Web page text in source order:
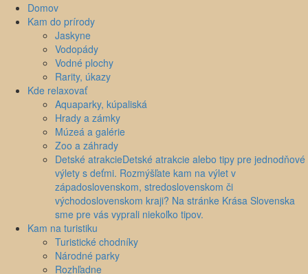
Domov
Kam do prírody
Jaskyne
Vodopády
Vodné plochy
Rarity, úkazy
Kde relaxovať
Aquaparky, kúpaliská
Hrady a zámky
Múzeá a galérie
Zoo a záhrady
Detské atrakcieDetské atrakcie alebo tipy pre jednodňové
výlety s deťmi. Rozmýšľate kam na výlet v
západoslovenskom, stredoslovenskom či
východoslovenskom kraji? Na stránke Krása Slovenska
sme pre vás vyprali niekoľko tipov.
Kam na turistiku
Turistické chodníky
Národné parky
Rozhľadne